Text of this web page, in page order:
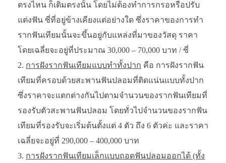
ตรงไหน ก็เติมตรงนั้น โดยไม่ต้องทำการกรอหรือปรับ
แต่งฟัน ซี่ที่อยู่ข้างเคียงแต่อย่างใด ซึ่งราคาของการทำ
รากฟันเทียมนั้นจะขึ้นอยู่กับแหล่งที่มาของวัสดุ ราคา
โดยเฉลี่ยจะอยู่ที่ประมาณ 30,000 – 70,000 บาท / ซี่
การฝังรากฟันเทียมแบบทำทั้งปาก คือ การฝังรากฟัน
เทียมที่ครอบด้วยสะพานฟันปลอมที่ติดแน่นแบบทั้งปาก
ซึ่งราคาจะแตกต่างกันไปตามจำนวนของรากฟันเทียมที่
รองรับตัวสะพานฟันปลอม โดยทั่วไปจำนวนของรากฟัน
เทียมที่รองรับจะเริ่มต้นตั้งแต่ 4 ตัว ถึง 6 ตัวค่ะ และราคา
เฉลี่ยจะอยู่ที่ 290,000 – 400,000 บาท
การฝังรากฟันเทียมเล็กแบบถอดฟันปลอมออกได้ (ทั้ง